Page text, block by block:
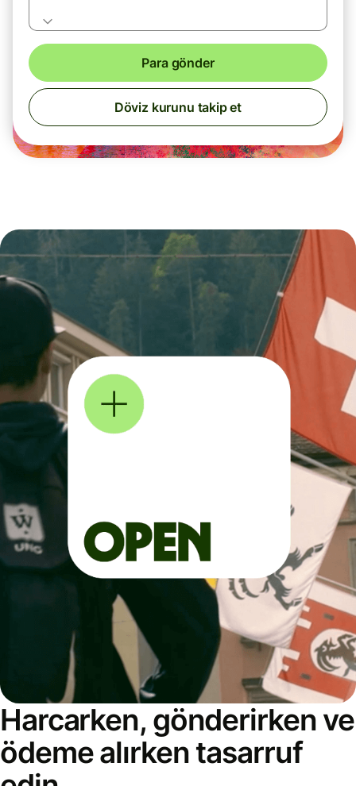
Para gönder
Döviz kurunu takip et
Harcarken, gönderirken ve
ödeme alırken tasarruf